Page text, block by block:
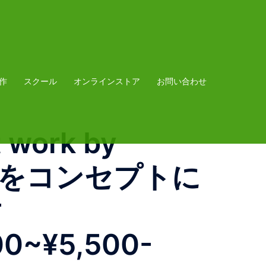
スクール オンラインストア お問い合わせ
work by
コンセプトに